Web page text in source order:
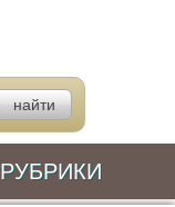
РУБРИКИ